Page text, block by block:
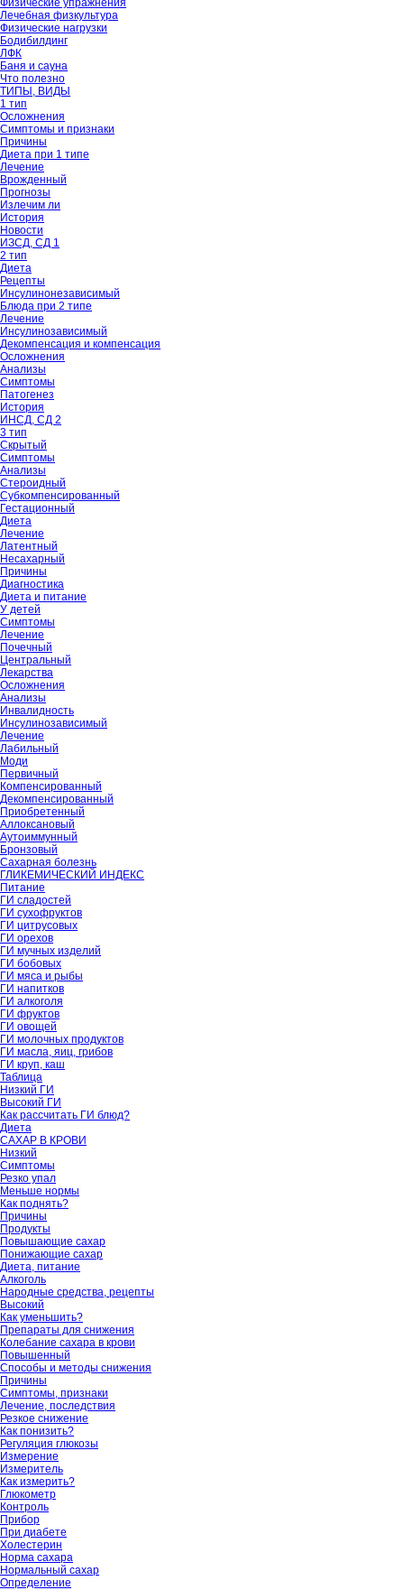
Физические упражнения
Лечебная физкультура
Физические нагрузки
Бодибилдинг
ЛФК
Баня и сауна
Что полезно
ТИПЫ, ВИДЫ
1 тип
Осложнения
Симптомы и признаки
Причины
Диета при 1 типе
Лечение
Врожденный
Прогнозы
Излечим ли
История
Новости
ИЗСД, СД 1
2 тип
Диета
Рецепты
Инсулинонезависимый
Блюда при 2 типе
Лечение
Инсулинозависимый
Декомпенсация и компенсация
Осложнения
Анализы
Симптомы
Патогенез
История
ИНСД, СД 2
3 тип
Скрытый
Симптомы
Анализы
Стероидный
Субкомпенсированный
Гестационный
Диета
Лечение
Латентный
Несахарный
Причины
Диагностика
Диета и питание
У детей
Симптомы
Лечение
Почечный
Центральный
Лекарства
Осложнения
Анализы
Инвалидность
Инсулинозависимый
Лечение
Лабильный
Моди
Первичный
Компенсированный
Декомпенсированный
Приобретенный
Аллоксановый
Аутоиммунный
Бронзовый
Сахарная болезнь
ГЛИКЕМИЧЕСКИЙ ИНДЕКС
Питание
ГИ сладостей
ГИ сухофруктов
ГИ цитрусовых
ГИ орехов
ГИ мучных изделий
ГИ бобовых
ГИ мяса и рыбы
ГИ напитков
ГИ алкоголя
ГИ фруктов
ГИ овощей
ГИ молочных продуктов
ГИ масла, яиц, грибов
ГИ круп, каш
Таблица
Низкий ГИ
Высокий ГИ
Как рассчитать ГИ блюд?
Диета
САХАР В КРОВИ
Низкий
Симптомы
Резко упал
Меньше нормы
Как поднять?
Причины
Продукты
Повышающие сахар
Понижающие сахар
Диета, питание
Алкоголь
Народные средства, рецепты
Высокий
Как уменьшить?
Препараты для снижения
Колебание сахара в крови
Повышенный
Способы и методы снижения
Причины
Симптомы, признаки
Лечение, последствия
Резкое снижение
Как понизить?
Регуляция глюкозы
Измерение
Измеритель
Как измерить?
Глюкометр
Контроль
Прибор
При диабете
Холестерин
Норма сахара
Нормальный сахар
Определение